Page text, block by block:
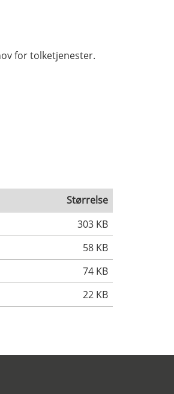
for tolketjenester.
Størrelse
303 KB
58 KB
74 KB
22 KB